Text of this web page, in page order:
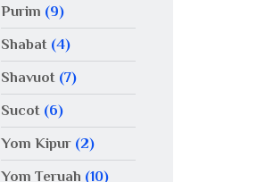
Purim (9)
Shabat(4)
Shavuot(7)
Sucot(6)
Yom Kipur(2)
Yom Teruah (10)